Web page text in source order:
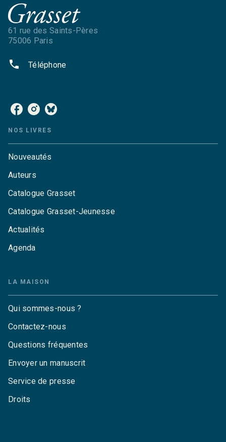
61 rue des Saints-Pères
75006 Paris
phone Téléphone
NOS LIVRES
Nouveautés
Auteurs
Catalogue Grasset
Catalogue Grasset-Jeunesse
Actualités
Agenda
LA MAISON
Qui sommes-nous ?
Contactez-nous
Questions fréquentes
Envoyer un manuscrit
Service de presse
Droits